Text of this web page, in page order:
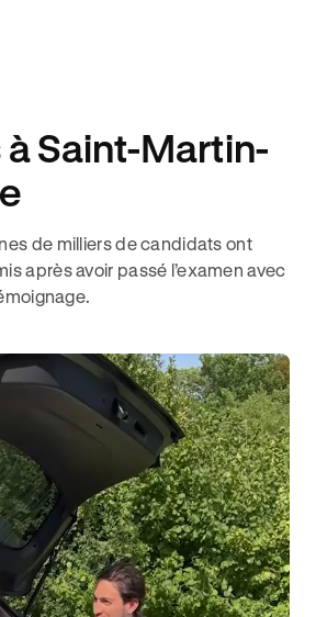
à Saint-Martin-
de milliers de candidats ont
après avoir passé l’examen avec